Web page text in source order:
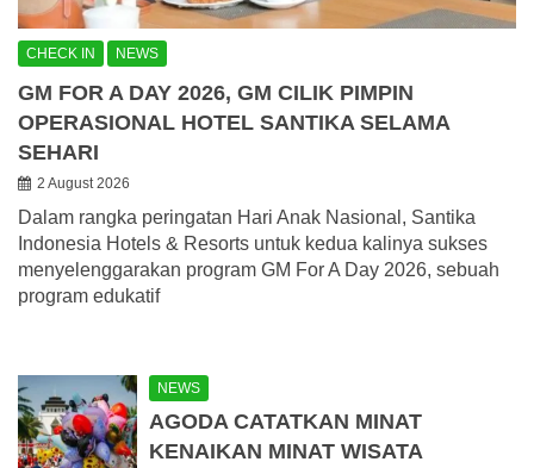
CHECK IN NEWS
GM FOR A DAY 2026, GM CILIK PIMPIN
OPERASIONAL HOTEL SANTIKA SELAMA
SEHARI
2 August 2026
Dalam rangka peringatan Hari Anak Nasional, Santika
Indonesia Hotels & Resorts untuk kedua kalinya sukses
menyelenggarakan program GM For A Day 2026, sebuah
program edukatif
NEWS
AGODA CATATKAN MINAT
KENAIKAN MINAT WISATA